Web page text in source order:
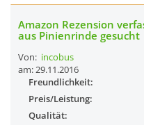
Amazon Rezension
aus Pinienrinde gesucht
Von: incobus
am: 29.11.2016
Freundlichkeit:
Preis/Leistung:
Qualität: